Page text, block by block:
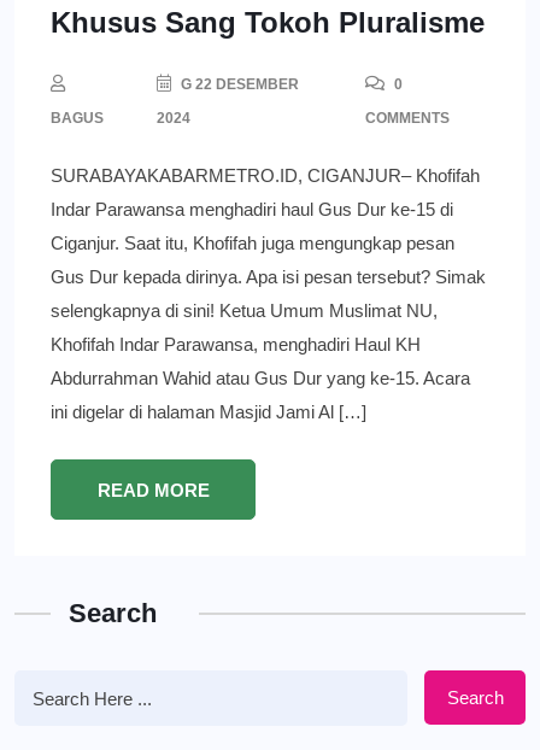
Khusus Sang Tokoh Pluralisme
BAGUS
G 22 DESEMBER
2024
0
COMMENTS
SURABAYAKABARMETRO.ID, CIGANJUR– Khofifah
Indar Parawansa menghadiri haul Gus Dur ke-15 di
Ciganjur. Saat itu, Khofifah juga mengungkap pesan
Gus Dur kepada dirinya. Apa isi pesan tersebut? Simak
selengkapnya di sini! Ketua Umum Muslimat NU,
Khofifah Indar Parawansa, menghadiri Haul KH
Abdurrahman Wahid atau Gus Dur yang ke-15. Acara
ini digelar di halaman Masjid Jami Al […]
READ MORE
Search
Search